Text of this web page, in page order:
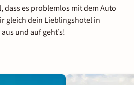
dass es problemlos mit dem Auto
gleich dein Lieblingshotel in
und auf geht’s!